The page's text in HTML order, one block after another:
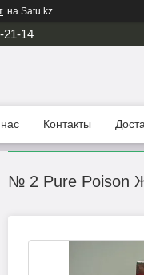
на Satu.kz
21-14
Контакты
№ 2 Pure Poison